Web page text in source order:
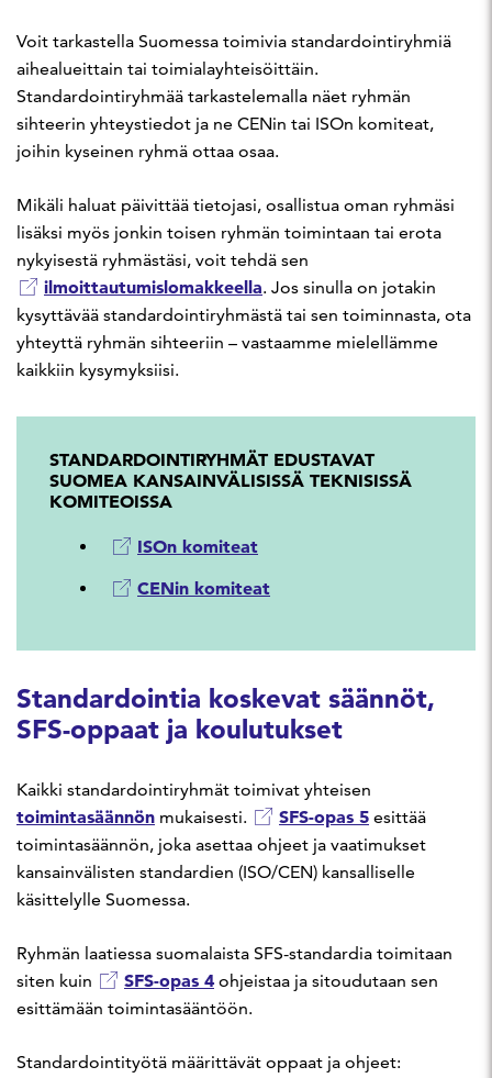
Voit tarkastella Suomessa toimivia standardointiryhmiä
aihealueittain tai toimialayhteisöittäin.
Standardointiryhmää tarkastelemalla näet ryhmän
sihteerin yhteystiedot ja ne CENin tai ISOn komiteat,
joihin kyseinen ryhmä ottaa osaa.
Mikäli haluat päivittää tietojasi, osallistua oman ryhmäsi
lisäksi myös jonkin toisen ryhmän toimintaan tai erota
nykyisestä ryhmästäsi, voit tehdä sen
ilmoittautumislomakkeella. Jos sinulla on jotakin
kysyttävää standardointiryhmästä tai sen toiminnasta, ota
yhteyttä ryhmän sihteeriin – vastaamme mielellämme
kaikkiin kysymyksiisi.
STANDARDOINTIRYHMÄT EDUSTAVAT
SUOMEA KANSAINVÄLISISSÄ TEKNISISSÄ
KOMITEOISSA
ISOn komiteat
CENin komiteat
Standardointia koskevat säännöt,
SFS-oppaat ja koulutukset
Kaikki standardointiryhmät toimivat yhteisen
toimintasäännön mukaisesti. SFS-opas 5 esittää
toimintasäännön, joka asettaa ohjeet ja vaatimukset
kansainvälisten standardien (ISO/CEN) kansalliselle
käsittelylle Suomessa.
Ryhmän laatiessa suomalaista SFS-standardia toimitaan
siten kuin
SFS-opas 4 ohjeistaa ja sitoudutaan sen
esittämään toimintasääntöön.
Standardointityötä määrittävät oppaat ja ohjeet: